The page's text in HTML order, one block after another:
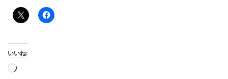
いいね:
読